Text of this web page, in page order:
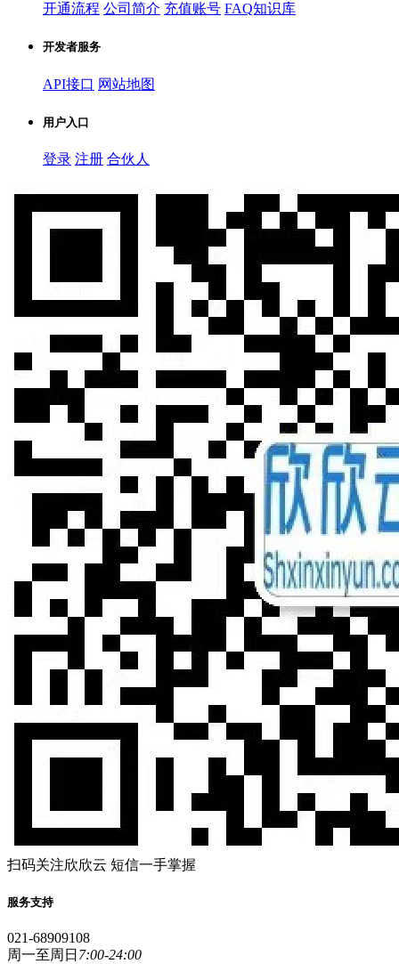
开通流程 公司简介 充值账号 FAQ知识库
开发者服务
API接口 网站地图
用户入口
登录 注册 合伙人
扫码关注欣欣云 短信一手掌握
服务支持
021-68909108
周一至周日 7:00-24:00